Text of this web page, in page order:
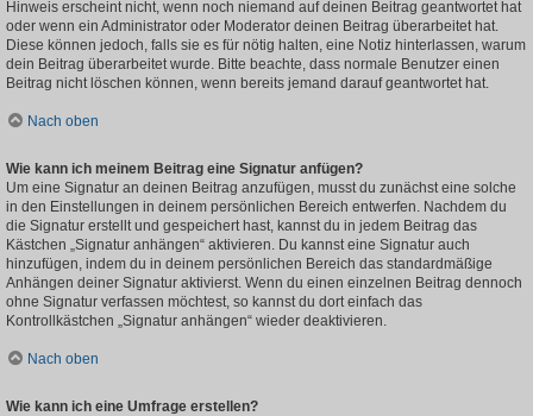
Hinweis erscheint nicht, wenn noch niemand auf deinen Beitrag geantwortet hat
oder wenn ein Administrator oder Moderator deinen Beitrag überarbeitet hat.
Diese können jedoch, falls sie es für nötig halten, eine Notiz hinterlassen, warum
dein Beitrag überarbeitet wurde. Bitte beachte, dass normale Benutzer einen
Beitrag nicht löschen können, wenn bereits jemand darauf geantwortet hat.
Nach oben
Wie kann ich meinem Beitrag eine Signatur anfügen?
Um eine Signatur an deinen Beitrag anzufügen, musst du zunächst eine solche
in den Einstellungen in deinem persönlichen Bereich entwerfen. Nachdem du
die Signatur erstellt und gespeichert hast, kannst du in jedem Beitrag das
Kästchen „Signatur anhängen“ aktivieren. Du kannst eine Signatur auch
hinzufügen, indem du in deinem persönlichen Bereich das standardmäßige
Anhängen deiner Signatur aktivierst. Wenn du einen einzelnen Beitrag dennoch
ohne Signatur verfassen möchtest, so kannst du dort einfach das
Kontrollkästchen „Signatur anhängen“ wieder deaktivieren.
Nach oben
Wie kann ich eine Umfrage erstellen?